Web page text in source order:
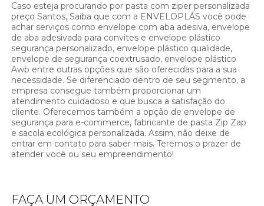
Caso esteja procurando por pasta com ziper personalizada
preço Santos, Saiba que com a ENVELOPLÁS você pode
achar serviços como envelope com aba adesiva, envelope
de aba adesivada para convites e envelope plástico
segurança personalizado, envelope plástico qualidade,
envelope de segurança coextrusado, envelope plástico
Awb entre outras opções que são oferecidas para a sua
necessidade. Se diferenciado dentro de seu segmento, a
empresa consegue também proporcionar um
atendimento cuidadoso e que busca a satisfação do
cliente. Oferecemos também a opção de envelope de
segurança para e-commerce, fabricante de pasta Zip Zap
e sacola ecológica personalizada. Assim, não deixe de
entrar em contato para saber mais. Teremos o prazer de
atender você ou seu empreendimento!
FAÇA UM ORÇAMENTO